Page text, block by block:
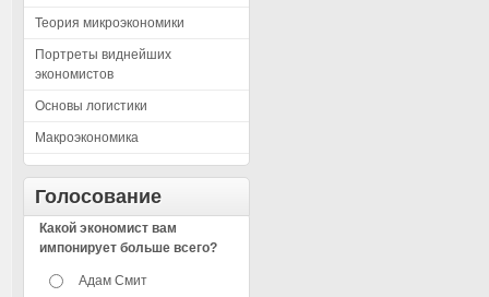
Теория микроэкономики
Портреты виднейших
экономистов
Основы логистики
Макроэкономика
Голосование
Какой экономист вам
импонирует больше всего?
Адам Смит